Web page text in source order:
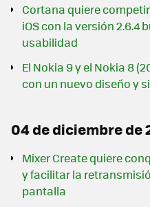
Cortana quiere
iOS con la versión 2.6.4
usabilidad
El Nokia 9 y el Nokia 8
con un nuevo diseño y
04 de diciembre de
Mixer Create quiere
y facilitar la
pantalla